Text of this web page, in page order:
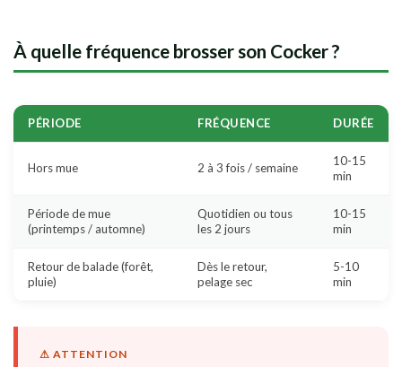
À quelle fréquence brosser son Cocker ?
PÉRIODE FRÉQUENCE DURÉE
Hors mue 2 à 3 fois / semaine
10-15
min
Période de mue
(printemps / automne)
Quotidien ou tous
les 2 jours
10-15
min
Retour de balade (forêt,
pluie)
Dès le retour,
pelage sec
5-10
min